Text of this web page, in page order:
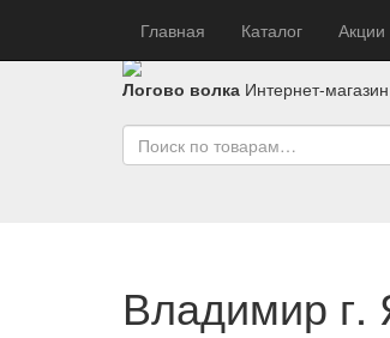
Главная Каталог Акции
Логово волка Интернет-
Владимир г.